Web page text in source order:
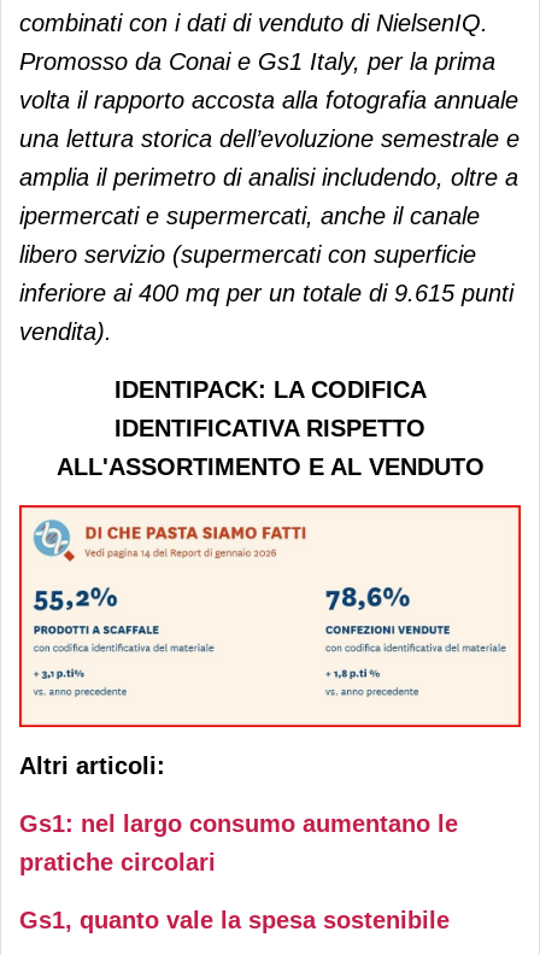
combinati con i dati di venduto di NielsenIQ.
Promosso da Conai e Gs1 Italy, per la prima
volta il rapporto accosta alla fotografia annuale
una lettura storica dell’evoluzione semestrale e
amplia il perimetro di analisi includendo, oltre a
ipermercati e supermercati, anche il canale
libero servizio (supermercati con superficie
inferiore ai 400 mq per un totale di 9.615 punti
vendita).
IDENTIPACK: LA CODIFICA
IDENTIFICATIVA RISPETTO
ALL'ASSORTIMENTO E AL VENDUTO
Altri articoli:
Gs1: nel largo consumo aumentano le
pratiche circolari
Gs1, quanto vale la spesa sostenibile